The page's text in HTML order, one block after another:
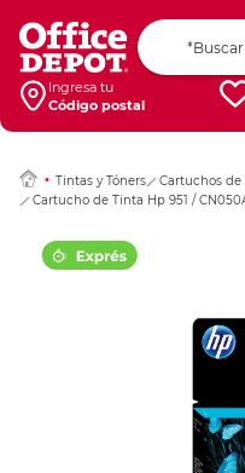
Ingresa tu
Código postal
Tintas y Tóners
Cartuchos de
Cartucho de Tinta Hp 951 /